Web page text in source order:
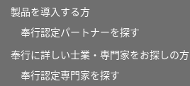
製品を導入する方
奉行認定パートナーを探す
奉行に詳しい士業・専門家をお探しの方
奉行認定専門家を探す